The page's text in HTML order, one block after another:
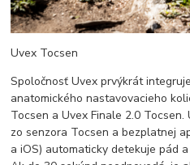
Uvex Tocsen
Spoločnosť Uvex prvýkrát
anatomického nastavovacieho
Tocsen a Uvex Finale 2.0
zo senzora Tocsen a bezplatnej
a iOS) automaticky detekuje pád